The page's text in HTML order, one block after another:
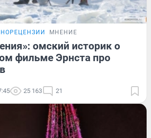
МНЕНИЕ
омский историк о
фильме Эрнста про
25 163 21